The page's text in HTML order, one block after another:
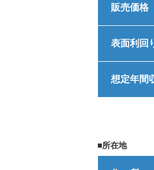
販売価格
表面利回
想定年間
■所在地